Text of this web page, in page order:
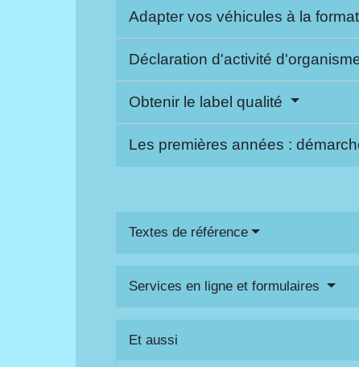
Adapter vos véhicules à la
Déclaration d'activité
Obtenir le label qualité
Les premières années :
Textes de référence
Services en ligne et formulaires
Et aussi